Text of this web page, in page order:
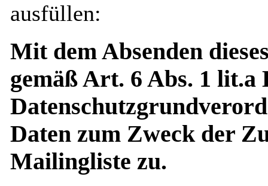
ausfüllen:
Mit dem Absenden
gemäß Art. 6 Abs. 1 lit.a
Daten zum Zweck der
Mailingliste zu.